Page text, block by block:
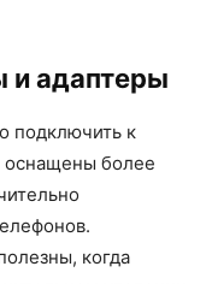
и адаптеры
подключить к
оснащены более
когда